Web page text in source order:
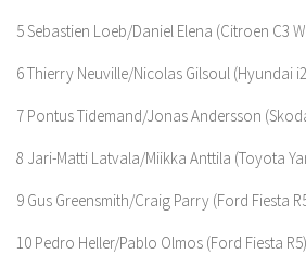
5 Sebastien Loeb/Daniel Elena (Citroen C3
6 Thierry Neuville/Nicolas Gilsoul (Hyundai
7 Pontus Tidemand/Jonas Andersson
8 Jari-Matti Latvala/Miikka Anttila (Toyota
9 Gus Greensmith/Craig Parry (Ford Fiesta
10 Pedro Heller/Pablo Olmos (Ford Fiesta